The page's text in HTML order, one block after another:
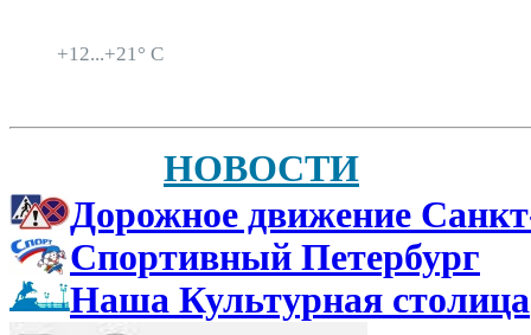
+12...+21° C
НОВОСТИ
Дорожное движение
Спортивный Петербург
Наша Культурная столица